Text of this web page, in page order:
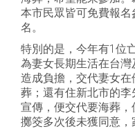
本市民眾皆可免費報
名。
特別的是，今年有1位
為妻女長期生活在台
造成負擔，交代妻女
葬；還有住新北市的
宣傳，便交代要海葬
擲筊多次後未獲同意